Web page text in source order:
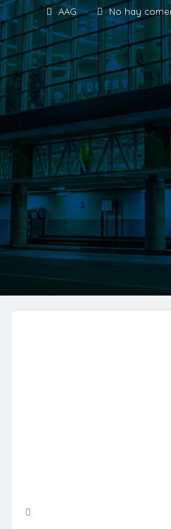
AAG No hay